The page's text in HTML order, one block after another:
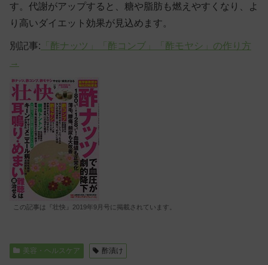
す。代謝がアップすると、糖や脂肪も燃えやすくなり、よ
り高いダイエット効果が見込めます。
別記事: 「酢ナッツ」「酢コンブ」「酢モヤシ」の作り方
→
この記事は『壮快』2019年9月号に掲載されています。
美容・ヘルスケア 酢漬け